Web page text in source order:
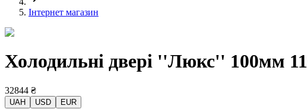
Інтернет магазин
Холодильні двері ''Люкс'' 100мм
32844 ₴
UAH USD EUR